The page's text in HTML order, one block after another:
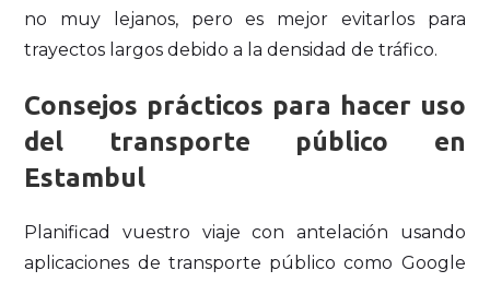
no muy lejanos, pero es mejor evitarlos para
trayectos largos debido a la densidad de tráfico.
Consejos prácticos para hacer uso
del transporte público en
Estambul
Planificad vuestro viaje con antelación usando
aplicaciones de transporte público como Google